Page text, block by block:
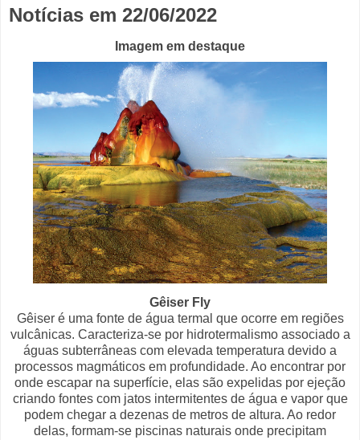
Notícias em 22/06/2022
Imagem em destaque
Gêiser Fly
Gêiser é uma fonte de água termal que ocorre em regiões
vulcânicas. Caracteriza-se por hidrotermalismo associado a
águas subterrâneas com elevada temperatura devido a
processos magmáticos em profundidade. Ao encontrar por
onde escapar na superfície, elas são expelidas por ejeção
criando fontes com jatos intermitentes de água e vapor que
podem chegar a dezenas de metros de altura. Ao redor
delas, formam-se piscinas naturais onde precipitam